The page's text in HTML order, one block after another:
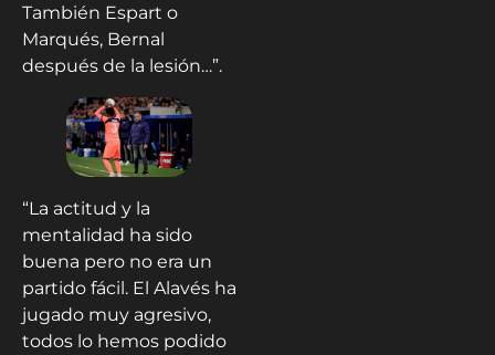
También Espart o
Marqués, Bernal
después de la lesión…”.
“La actitud y la
mentalidad ha sido
buena pero no era un
partido fácil. El Alavés ha
jugado muy agresivo,
todos lo hemos podido